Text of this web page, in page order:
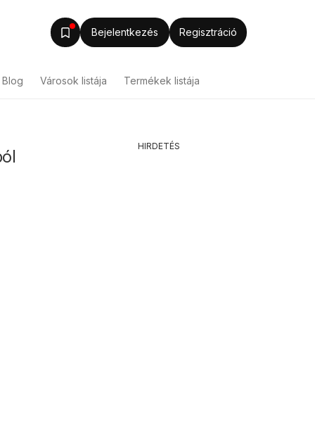
Bejelentkezés Regisztráció
Blog Városok listája Termékek listája
HIRDETÉS